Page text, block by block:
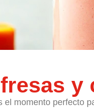
y
momento perfecto